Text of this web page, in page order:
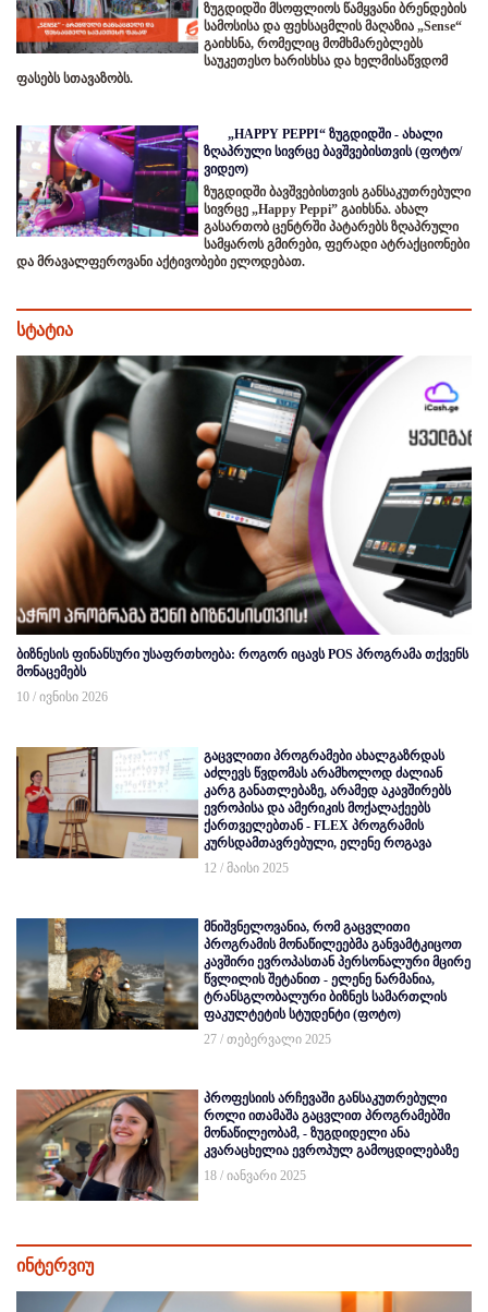
ზუგდიდში მსოფლიოს წამყვანი ბრენდების
სამოსისა და ფეხსაცმლის მაღაზია „Sense“
გაიხსნა, რომელიც მომხმარებლებს
საუკეთესო ხარისხსა და ხელმისაწვდომ
ფასებს სთავაზობს.
„HAPPY PEPPI“ ზუგდიდში - ახალი
ზღაპრული სივრცე ბავშვებისთვის (ფოტო/
ვიდეო)
ზუგდიდში ბავშვებისთვის განსაკუთრებული
სივრცე „Happy Peppi” გაიხსნა. ახალ
გასართობ ცენტრში პატარებს ზღაპრული
სამყაროს გმირები, ფერადი ატრაქციონები
და მრავალფეროვანი აქტივობები ელოდებათ.
სტატია
ბიზნესის ფინანსური უსაფრთხოება: როგორ იცავს POS პროგრამა თქვენს
მონაცემებს
10 / ივნისი 2026
გაცვლითი პროგრამები ახალგაზრდას
აძლევს წვდომას არამხოლოდ ძალიან
კარგ განათლებაზე, არამედ აკავშირებს
ევროპისა და ამერიკის მოქალაქეებს
ქართველებთან - FLEX პროგრამის
კურსდამთავრებული, ელენე როგავა
12 / მაისი 2025
მნიშვნელოვანია, რომ გაცვლითი
პროგრამის მონაწილეებმა განვამტკიცოთ
კავშირი ევროპასთან პერსონალური მცირე
წვლილის შეტანით - ელენე ნარმანია,
ტრანსგლობალური ბიზნეს სამართლის
ფაკულტეტის სტუდენტი (ფოტო)
27 / თებერვალი 2025
პროფესიის არჩევაში განსაკუთრებული
როლი ითამაშა გაცვლით პროგრამებში
მონაწილეობამ, - ზუგდიდელი ანა
კვარაცხელია ევროპულ გამოცდილებაზე
18 / იანვარი 2025
ინტერვიუ